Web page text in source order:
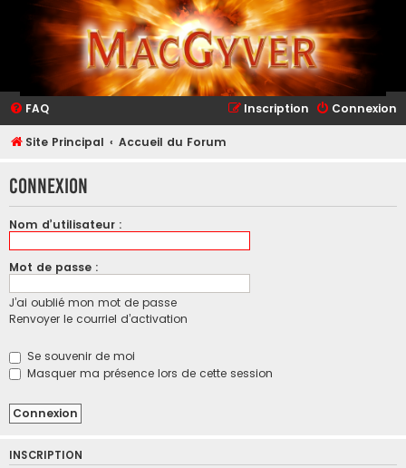
FAQ Connexion
Inscription
Site Principal Accueil du Forum
Connexion
Nom d’utilisateur :
Mot de passe :
J’ai oublié mon mot de passe
Renvoyer le courriel d’activation
Se souvenir de moi
Masquer ma présence lors de cette session
INSCRIPTION